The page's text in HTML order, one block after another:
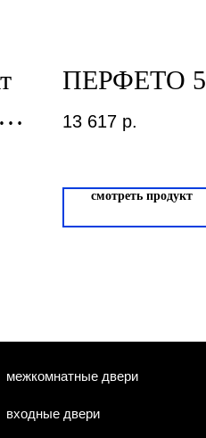
ПЕРФЕТО 5
13 617 р.
смотреть продукт
межкомнатные двери
входные двери